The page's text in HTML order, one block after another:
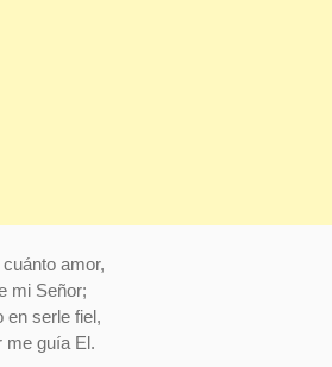
amor,
mi Señor;
en serle fiel,
me guía El.